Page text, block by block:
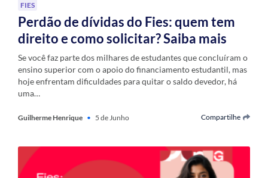
FIES
Perdão de dívidas do Fies: quem tem
direito e como solicitar? Saiba mais
Se você faz parte dos milhares de estudantes que concluíram o
ensino superior com o apoio do financiamento estudantil, mas
hoje enfrentam dificuldades para quitar o saldo devedor, há
uma…
Guilherme Henrique • 5 de Junho Compartilhe